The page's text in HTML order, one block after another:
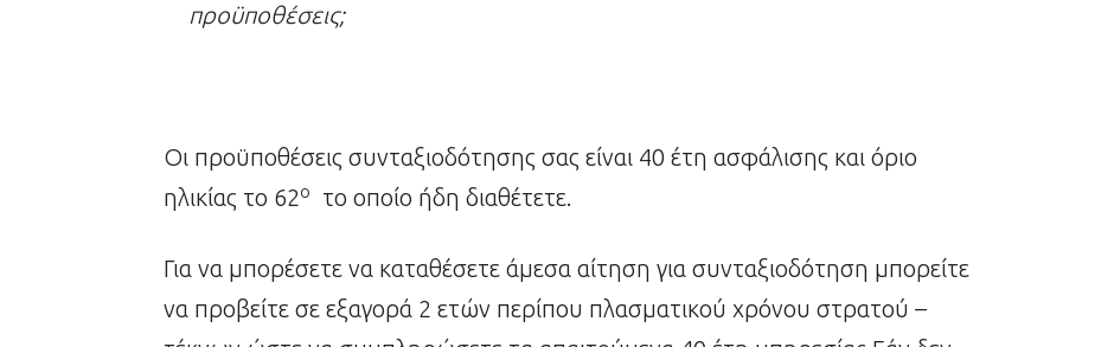
προϋποθέσεις;
Οι προϋποθέσεις συνταξιοδότησης σας είναι 40 έτη ασφάλισης και όριο
ηλικίας το 62ο το οποίο ήδη διαθέτετε.
Για να μπορέσετε να καταθέσετε άμεσα αίτηση για συνταξιοδότηση μπορείτε
να προβείτε σε εξαγορά 2 ετών περίπου πλασματικού χρόνου στρατού –